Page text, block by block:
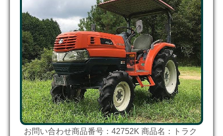
お問い合わせ商品番号：42752K 商品名：トラク